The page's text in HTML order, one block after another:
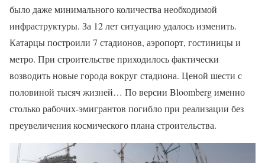
было даже минимального количества необходимой
инфраструктуры. За 12 лет ситуацию удалось изменить.
Катарцы построили 7 стадионов, аэропорт, гостиницы и
метро. При строительстве приходилось фактически
возводить новые города вокруг стадиона. Ценой шести с
половиной тысяч жизней… По версии Bloomberg именно
столько рабочих-эмигрантов погибло при реализации без
преувеличения космического плана строительства.